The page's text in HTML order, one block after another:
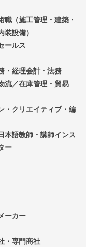
職（施工管理・建築・
装設備）
ールス
・経理会計・法務
流／在庫管理・貿易
・クリエイティブ・編
本語教師・講師インス
ー
ーカー
・専門商社